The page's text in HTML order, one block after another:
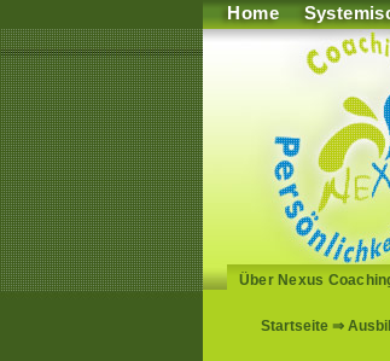
Home
Über Nexus
Startseite ⇒